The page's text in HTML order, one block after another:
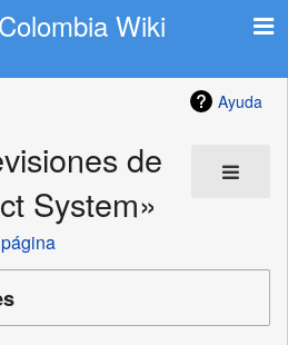
Wiki
Ayuda
de
System»